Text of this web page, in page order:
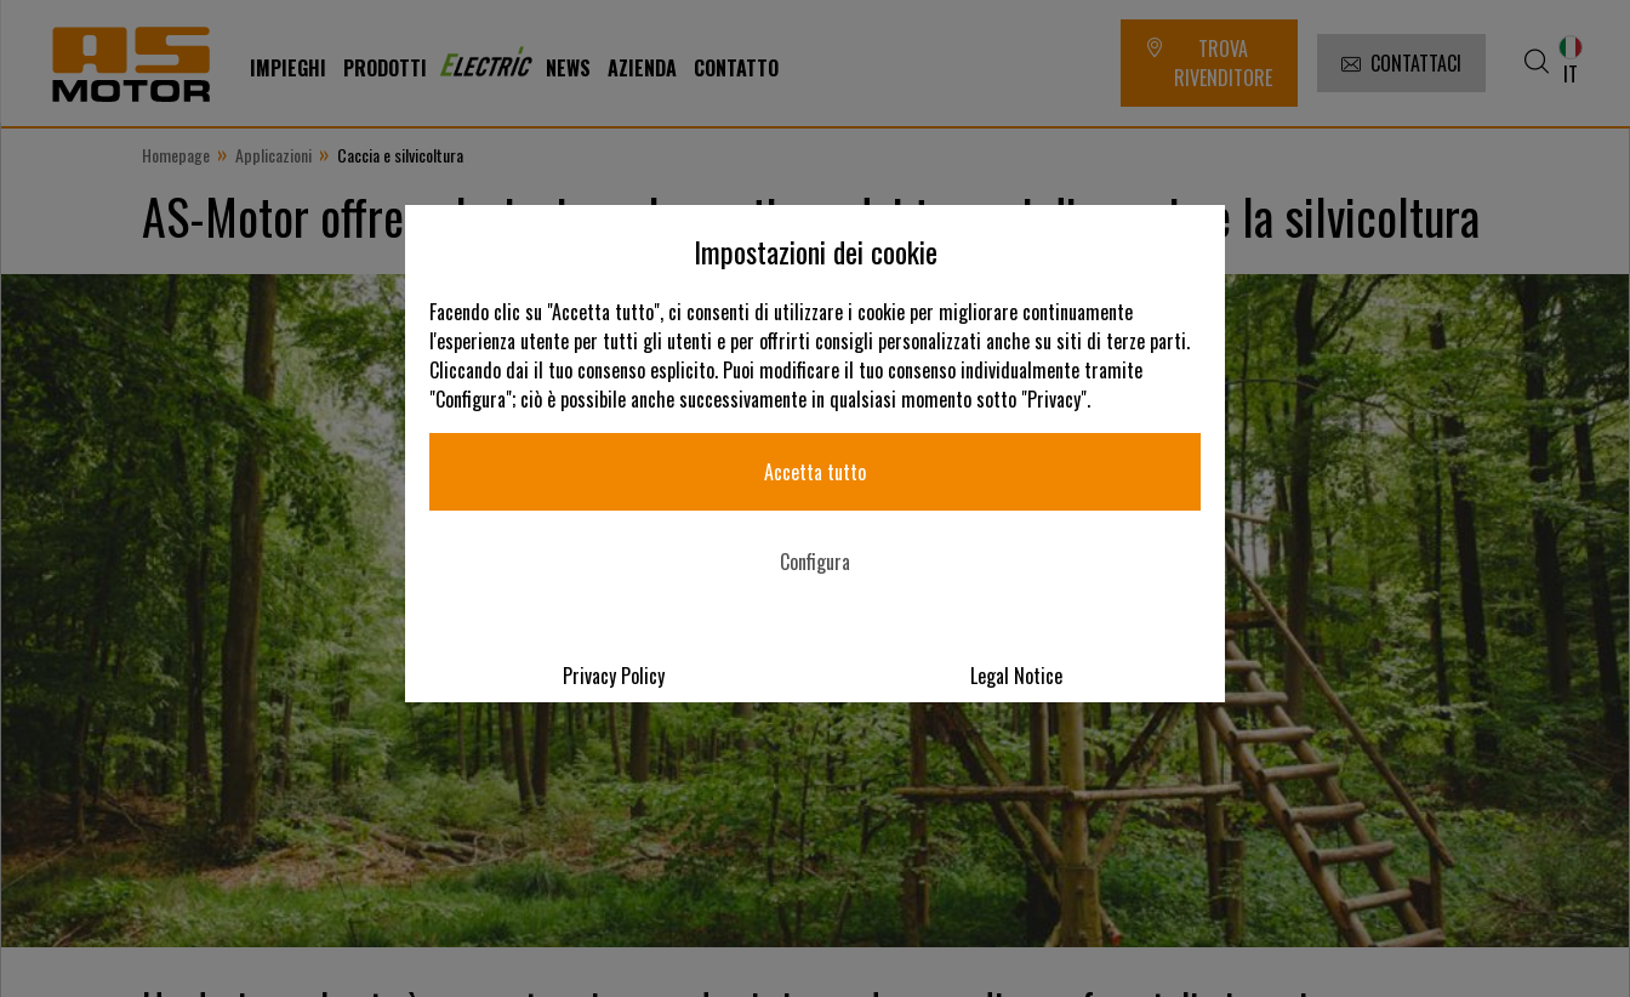
IMPIEGHI PRODOTTI NEWS AZIENDA CONTATTO
TROVA
RIVENDITORE
CONTATTACI IT
Homepage » Applicazioni » Caccia e silvicoltura
AS-Motor offre soluzioni per la gestione dei terreni di caccia e la silvicoltura
Impostazioni dei cookie
Facendo clic su "Accetta tutto", ci consenti di utilizzare i cookie per migliorare continuamente
l'esperienza utente per tutti gli utenti e per offrirti consigli personalizzati anche su siti di terze parti.
Cliccando dai il tuo consenso esplicito. Puoi modificare il tuo consenso individualmente tramite
"Configura"; ciò è possibile anche successivamente in qualsiasi momento sotto "Privacy".
Accetta tutto
Configura
Privacy Policy Legal Notice